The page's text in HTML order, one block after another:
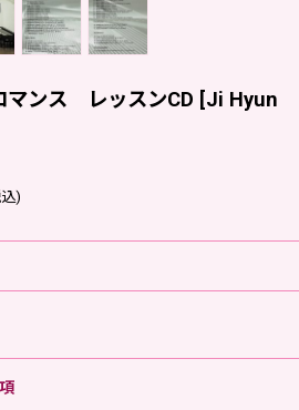
マンス レッスンCD [Ji Hyun
)